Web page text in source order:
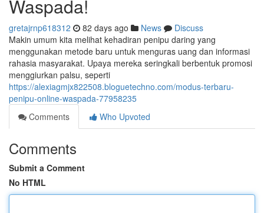
Waspada!
gretajrnp618312 82 days ago News
Discuss
Makin umum kita melihat kehadiran penipu daring yang
menggunakan metode baru untuk menguras uang dan informasi
rahasia masyarakat. Upaya mereka seringkali berbentuk promosi
menggiurkan palsu, seperti
https://alexiagmjx822508.bloguetechno.com/modus-terbaru-
penipu-online-waspada-77958235
Comments
Who Upvoted
Comments
Submit a Comment
No HTML